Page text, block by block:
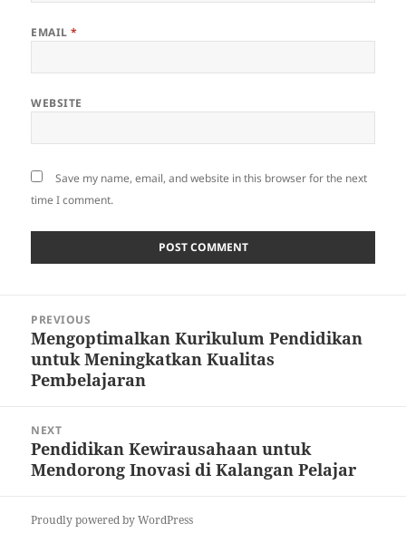
EMAIL*
WEBSITE
Save my name, email, and website in this browser for the next
time I comment.
navigation
PREVIOUS
Previous
post:
Mengoptimalkan Kurikulum Pendidikan
untuk Meningkatkan Kualitas
Pembelajaran
NEXT
Next
post:
Pendidikan Kewirausahaan untuk
Mendorong Inovasi di Kalangan Pelajar
Proudly powered by WordPress